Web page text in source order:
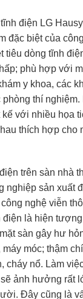
điện LG
đặc biệt của
tiêu dòng tĩnh
phù hợp với
y khoa, các
thí nghiệm.
với nhiều họa
thích hợp cho
trên sàn nhà
nghiệp sản xuất
nghệ viễn
là hiện
sàn gây hư
máy móc; thậm
cháy nổ. Làm
ảnh hưởng rất
Đây cũng là